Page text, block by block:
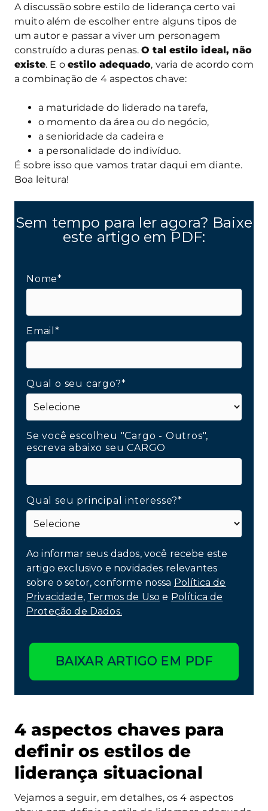
A discussão sobre estilo de liderança certo vai
muito além de escolher entre alguns tipos de
um autor e passar a viver um personagem
construído a duras penas.O tal estilo ideal, não
existe. E o estilo adequado, varia de acordo com
a combinação de 4 aspectos chave:
a maturidade do liderado na tarefa,
o momento da área ou do negócio,
a senioridade da cadeira e
a personalidade do indivíduo.
É sobre isso que vamos tratar daqui em diante.
Boa leitura!
Sem tempo para ler agora? Baixe
este artigo em PDF:
Nome*
Email*
Qual o seu cargo?*
Se você escolheu "Cargo - Outros",
escreva abaixo seu CARGO
Qual seu principal interesse?*
Ao informar seus dados, você recebe este
artigo exclusivo e novidades relevantes
sobre o setor, conforme nossa Política de
Privacidade, Termos de Uso e Política de
Proteção de Dados.
BAIXAR ARTIGO EM PDF
4 aspectos chaves para
definir os estilos de
liderança situacional
Vejamos a seguir, em detalhes, os 4 aspectos